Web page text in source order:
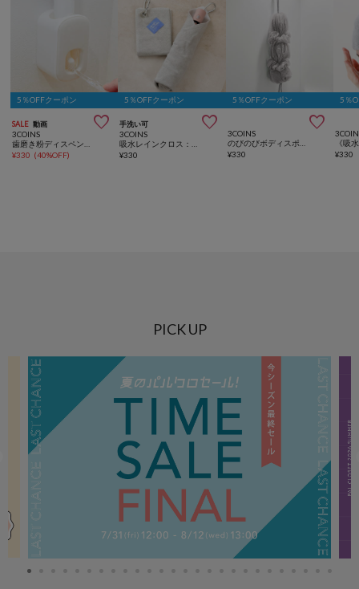
5％OFFクーポン
SALE 動画 
3COINS
¥330 (40%OFF)
5％OFFクーポン
手洗い可 
3COINS
¥330
5％OFFクーポン

3COINS
¥330
5％
¥330
PICK UP